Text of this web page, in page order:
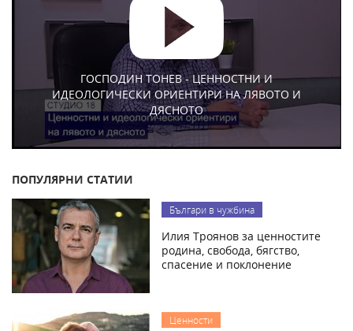
ГОСПОДИН ТОНЕВ - ЦЕННОСТНИ И
ИДЕОЛОГИЧЕСКИ ОРИЕНТИРИ НА ЛЯВОТО И
ДЯСНОТО
ПОПУЛЯРНИ СТАТИИ
Българи в чужбина
Илия Троянов за ценностите
родина, свобода, бягство,
спасение и поклонение
Ценности